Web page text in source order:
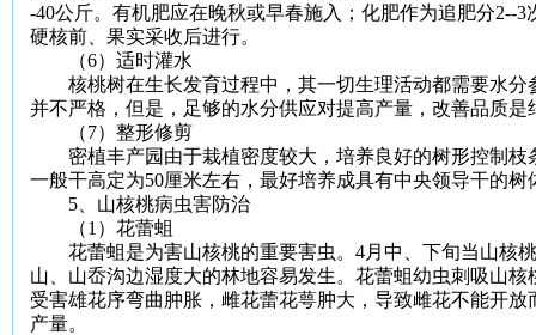
-40公斤。有机肥应在晚秋或早春施入；化肥作为追肥分2--3
硬核前、果实采收后进行。
（6）适时灌水
核桃树在生长发育过程中，其一切生理活动都需要水分
并不严格，但是，足够的水分供应对提高产量，改善品质是
（7）整形修剪
密植丰产园由于栽植密度较大，培养良好的树形控制枝
一般干高定为50厘米左右，最好培养成具有中央领导干的树
5 、山核桃病虫害防治
（1 ）花蕾蛆
花蕾蛆是为害山核桃的重要害虫。 4月中、下旬当山核
山、山岙沟边湿度大的林地容易发生。花蕾蛆幼虫刺吸山
受害雄花序弯曲肿胀，雌花蕾花萼肿大，导致雌花不能开
产量。